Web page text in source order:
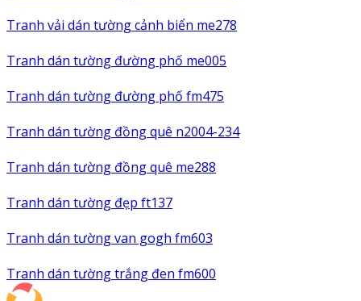
Tranh vải dán tường cảnh biển me278
Tranh dán tường đường phố me005
Tranh dán tường đường phố fm475
Tranh dán tường đồng quê n2004-234
Tranh dán tường đồng quê me288
Tranh dán tường đẹp ft137
Tranh dán tường van gogh fm603
Tranh dán tường trắng đen fm600